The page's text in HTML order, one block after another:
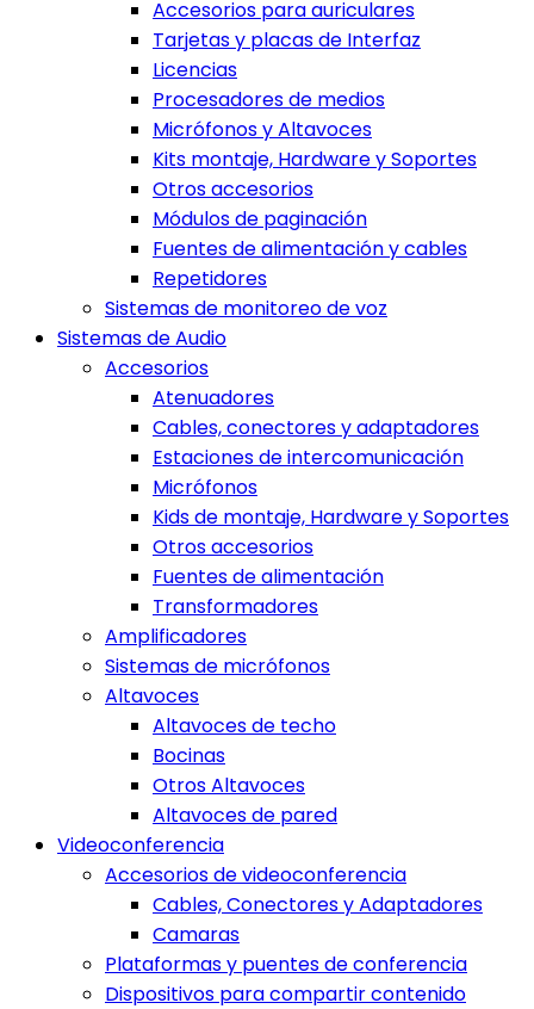
Accesorios para auriculares
Tarjetas y placas de Interfaz
Licencias
Procesadores de medios
Micrófonos y Altavoces
Kits montaje, Hardware y Soportes
Otros accesorios
Módulos de paginación
Fuentes de alimentación y cables
Repetidores
Sistemas de monitoreo de voz
Sistemas de Audio
Accesorios
Atenuadores
Cables, conectores y adaptadores
Estaciones de intercomunicación
Micrófonos
Kids de montaje, Hardware y Soportes
Otros accesorios
Fuentes de alimentación
Transformadores
Amplificadores
Sistemas de micrófonos
Altavoces
Altavoces de techo
Bocinas
Otros Altavoces
Altavoces de pared
Videoconferencia
Accesorios de videoconferencia
Cables, Conectores y Adaptadores
Camaras
Plataformas y puentes de conferencia
Dispositivos para compartir contenido